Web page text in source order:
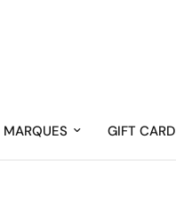
MARQUES GIFT CARD